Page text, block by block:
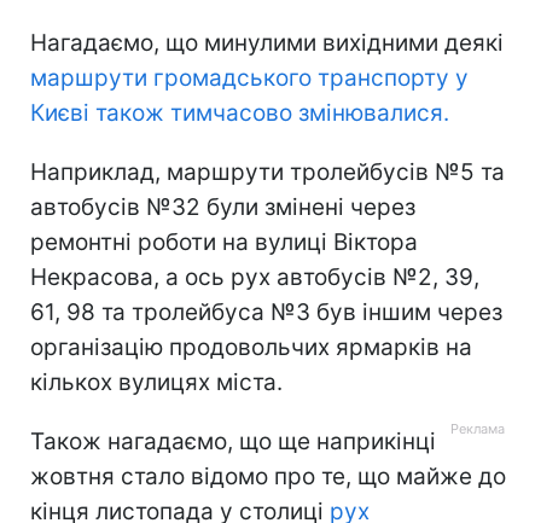
Нагадаємо, що минулими вихідними деякі
маршрути громадського транспорту у
Києві також тимчасово змінювалися.
Наприклад, маршрути тролейбусів №5 та
автобусів №32 були змінені через
ремонтні роботи на вулиці Віктора
Некрасова, а ось рух автобусів №2, 39,
61, 98 та тролейбуса №3 був іншим через
організацію продовольчих ярмарків на
кількох вулицях міста.
Також нагадаємо, що ще наприкінці
жовтня стало відомо про те, що майже до
кінця листопада у столиці рух